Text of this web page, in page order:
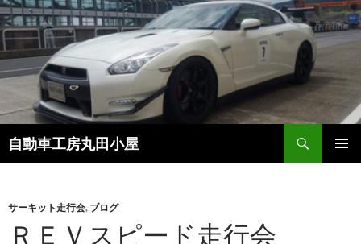
コ
ン
テ
ン
ス
キ
ッ
自動車工房丸田小屋
検
索
サーキット走行会, ブログ
ＲＥＶスピード走行会